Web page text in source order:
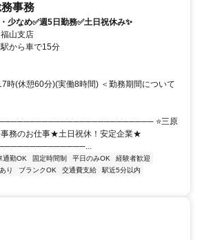
事務
少なめ✅週5日勤務✅土日祝休み✨
山支店
から車で15分
時(休憩60分)(実働8時間) ＜勤務期間について
⭐三原
事務のお仕事★土日祝休！安定企業★
通勤OK 固定時間制 平日のみOK
経験者歓迎
り ブランクOK 交通費支給
駅近5分以内